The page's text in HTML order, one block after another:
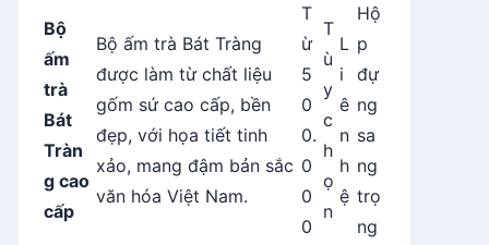
Bộ
ấm
trà
Bát
Tràn
g cao
cấp
Bộ ấm trà Bát Tràng
được làm từ chất liệu
gốm sứ cao cấp, bền
đẹp, với họa tiết tinh
xảo, mang đậm bản sắc
văn hóa Việt Nam.
T
ừ
5
0
0.
0
0
0
T
ù
y
c
h
ọ
n
L
i
ê
n
h
ệ
Hộ
p
đự
ng
sa
ng
trọ
ng